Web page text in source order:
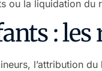
ou la liquidation du
:
l’attribution